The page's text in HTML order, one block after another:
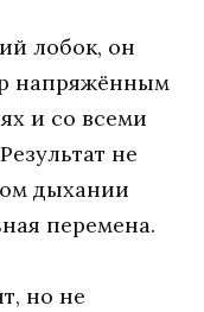
лобок, он
напряжённым
и со всеми
не
дыхании
перемена.
но не